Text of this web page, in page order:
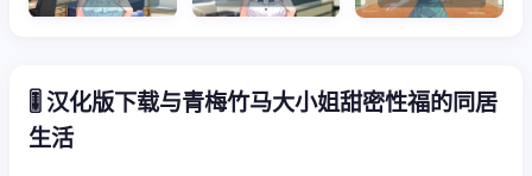
🎚️ 汉化版下载与青梅竹马大小姐甜密性福的同居
生活